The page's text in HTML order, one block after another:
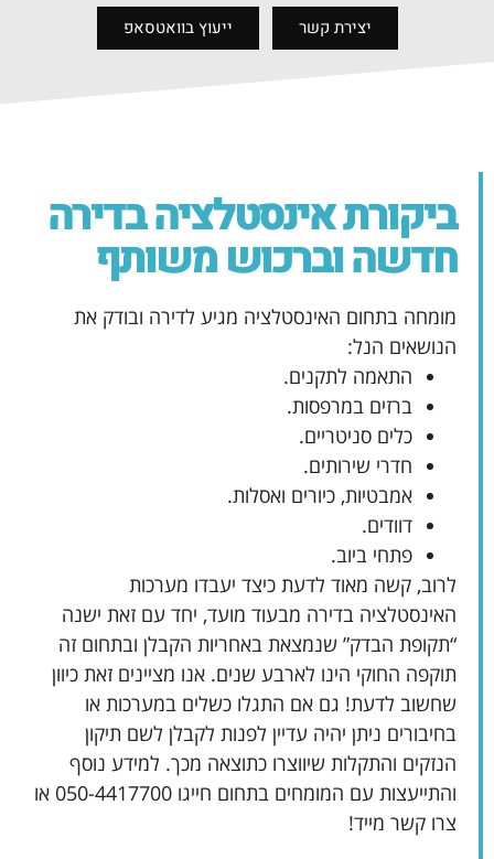
יצירת קשר ייעוץ בוואטסאפ
ביקורת אינסטלציה בדירה
חדשה וברכוש משותף
מומחה בתחום האינסטלציה מגיע לדירה ובודק את
הנושאים הנל:
התאמה לתקנים.
ברזים במרפסות.
כלים סניטריים.
חדרי שירותים.
אמבטיות, כיורים ואסלות.
דוודים.
פתחי ביוב.
לרוב, קשה מאוד לדעת כיצד יעבדו מערכות
האינסטלציה בדירה מבעוד מועד, יחד עם זאת ישנה
“תקופת הבדק” שנמצאת באחריות הקבלן ובתחום זה
תוקפה החוקי הינו לארבע שנים. אנו מציינים זאת כיוון
שחשוב לדעת! גם אם התגלו כשלים במערכות או
בחיבורים ניתן יהיה עדיין לפנות לקבלן לשם תיקון
הנזקים והתקלות שיווצרו כתוצאה מכך. למידע נוסף
והתייעצות עם המומחים בתחום חייגו 050-4417700 או
צרו קשר מייד!